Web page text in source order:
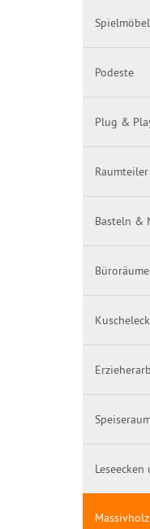
Spielmöbel
Podeste
Plug &
Raumteiler
Basteln &
Büroräume